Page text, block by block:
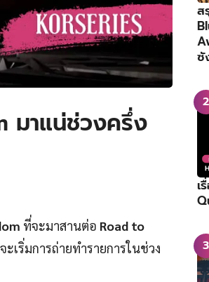
มาแน่ช่วงครึ่ง
ที่จะมาสานต่อ Road to
ริ่มการถ่ายทำรายการในช่วง
ส
ซั
เ